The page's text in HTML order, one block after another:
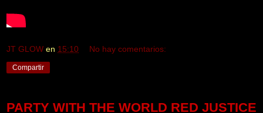
JT GLOW en 15:10 No hay comentarios:
Compartir
PARTY WITH THE WORLD RED JUSTICE